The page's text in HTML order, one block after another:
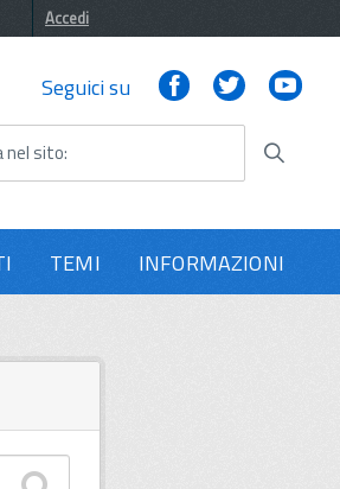
Accedi
Seguici su FacebookTwitter
nel sito
TEMI INFORMAZIONI